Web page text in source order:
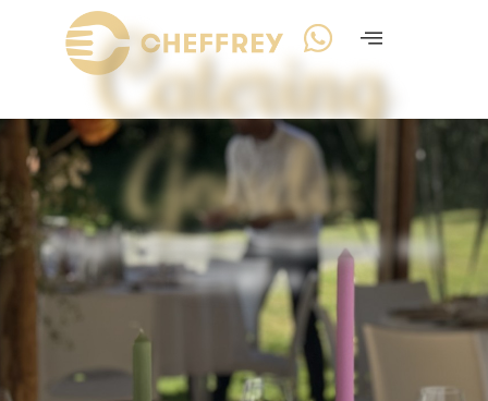
Catering
Gouda
High End Catering op
locatie